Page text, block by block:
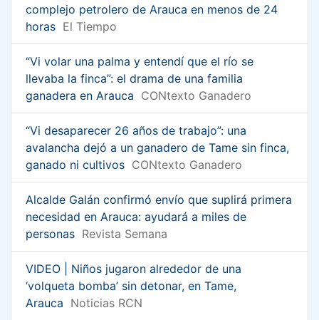
complejo petrolero de Arauca en menos de 24
horas El Tiempo
“Vi volar una palma y entendí que el río se
llevaba la finca”: el drama de una familia
ganadera en Arauca CONtexto Ganadero
“Vi desaparecer 26 años de trabajo”: una
avalancha dejó a un ganadero de Tame sin finca,
ganado ni cultivos CONtexto Ganadero
Alcalde Galán confirmó envío que suplirá primera
necesidad en Arauca: ayudará a miles de
personas Revista Semana
VIDEO | Niños jugaron alrededor de una
‘volqueta bomba’ sin detonar, en Tame,
Arauca Noticias RCN